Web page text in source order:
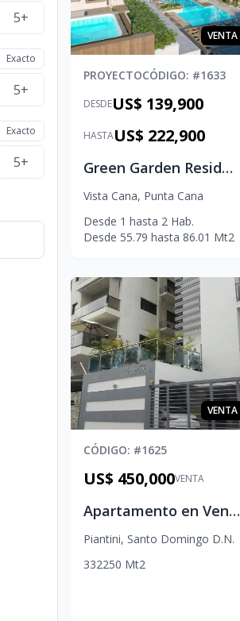
5+
Exacto
5+
Exacto
5+
VENTA
PROYECTOCÓDIGO: #1633
DESDEUS$ 139,900
HASTAUS$ 222,900
Green Garden Residences IV | Villas y Apartamentos en Vistacana
Vista Cana, Punta Cana
Desde 1 hasta 2 Hab.
Desde 55.79 hasta 86.01 Mt2
VENTA
CÓDIGO: #1625
VENTA
US$ 450,000
Apartamento en Venta Piantini | 250 m² | 1 Apartamento por Piso
Piantini, Santo Domingo D.N.
332250 Mt2